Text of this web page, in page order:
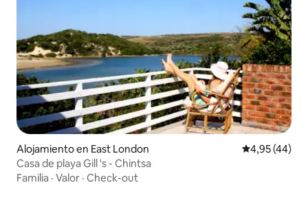
Alojamiento en East London Calificación
4,95 (44)
Casa de playa Gill 's - Chintsa
Familia · Valor · Check-out